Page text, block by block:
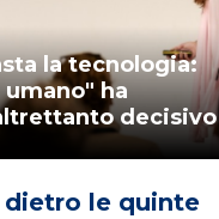
la tecnologia:
ha
decisivo
dietro le quinte